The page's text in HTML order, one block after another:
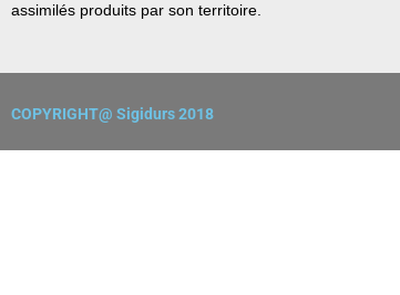
assimilés produits par son territoire.
COPYRIGHT@ Sigidurs 2018